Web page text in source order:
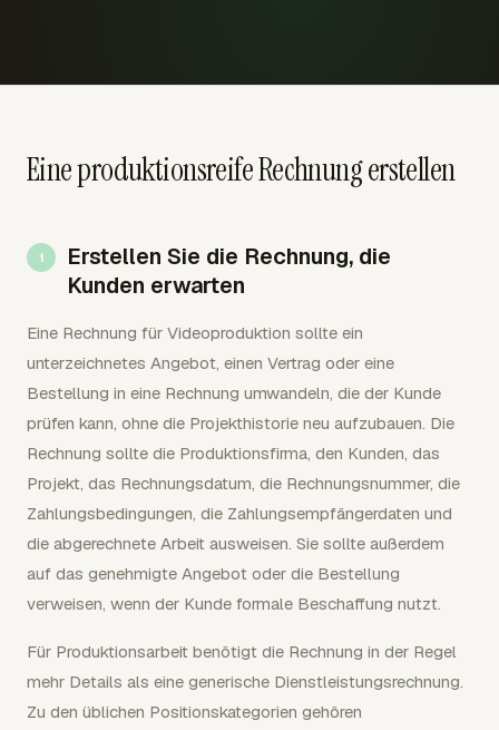
Eine produktionsreife Rechnung erstellen
Erstellen Sie die Rechnung, die
Kunden erwarten
Eine Rechnung für Videoproduktion sollte ein
unterzeichnetes Angebot, einen Vertrag oder eine
Bestellung in eine Rechnung umwandeln, die der Kunde
prüfen kann, ohne die Projekthistorie neu aufzubauen. Die
Rechnung sollte die Produktionsfirma, den Kunden, das
Projekt, das Rechnungsdatum, die Rechnungsnummer, die
Zahlungsbedingungen, die Zahlungsempfängerdaten und
die abgerechnete Arbeit ausweisen. Sie sollte außerdem
auf das genehmigte Angebot oder die Bestellung
verweisen, wenn der Kunde formale Beschaffung nutzt.
Für Produktionsarbeit benötigt die Rechnung in der Regel
mehr Details als eine generische Dienstleistungsrechnung.
Zu den üblichen Positionskategorien gehören